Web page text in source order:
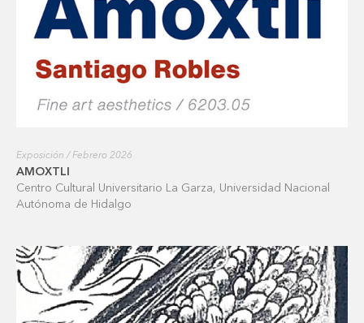
Exposición / Febrero 2026
AMOXTLI
Centro Cultural Universitario La Garza, Universidad Nacional
Autónoma de Hidalgo